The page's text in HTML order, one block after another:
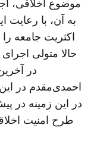
به آن، با رعایت
اکثریت جامعه
حالا متولی
در
احمدی‌مقدم در
در این زمینه در
طرح امنیت